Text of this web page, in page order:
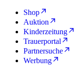
Shop
Auktion
Kinderzeitung
Trauerportal
Partnersuche
Werbung